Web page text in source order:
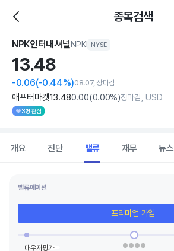
종목검색
NPK인터내셔널NPKI NYSE
13.48
-0.06(-0.44%)08.07, 장마감
애프터마켓13.480.00(0.00%)장마감, USD
3명 관심
개요 진단 밸류 재무 뉴스
밸류에이션
프리미엄 가입